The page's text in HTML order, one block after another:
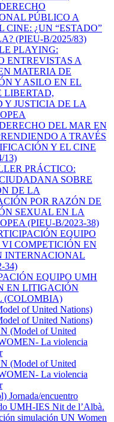
PÚBLICO A
CINE: ¿UN “ESTADO”
(PIEU-B/2025/83)
PLAYING:
ENTREVISTAS A
MATERIA DE
Y ASILO EN EL
LIBERTAD,
Y JUSTICIA DE LA
DEL MAR EN
A TRAVÉS
Y EL CINE
13)
PRÁCTICO:
SOBRE
DE LA
POR RAZÓN DE
SEXUAL EN LA
(PIEU-B/2023-38)
EQUIPO
COMPETICIÓN EN
INTERNACIONAL
34)
EQUIPO UMH
EN LITIGACIÓN
(COLOMBIA)
of United Nations)
of United Nations)
(Model of United
La violencia
(Model of United
La violencia
Jornada/encuentro
UMH-IES Nit de l’Albà.
simulación UN Women